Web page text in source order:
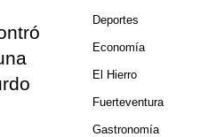
Deportes
Economía
El Hierro
Fuerteventura
Gastronomía